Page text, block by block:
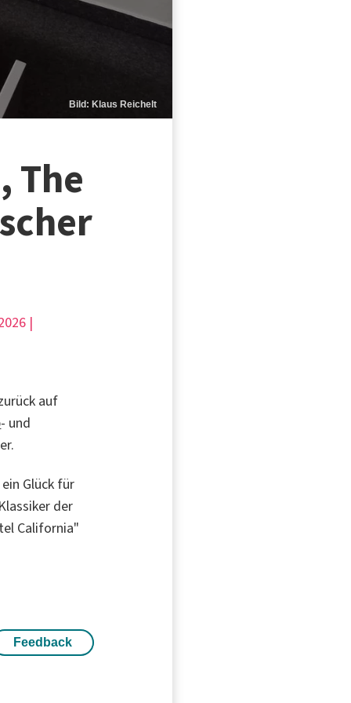
Bild: Klaus Reichelt
The
|
auf
- und
Glück für
der
California"
Feedback